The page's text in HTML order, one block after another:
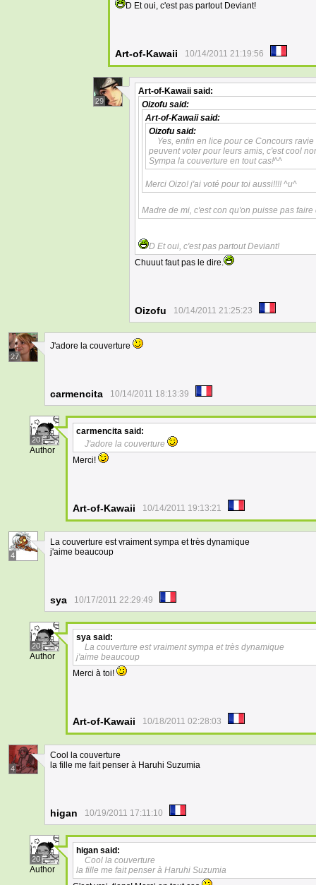
D Et oui, c'est pas partout Deviant!
Art-of-Kawaii 10/14/2011 21:19:56
29
Art-of-Kawaii said:
Oizofu said:
Art-of-Kawaiisaid:
Oizofu said:
Yes, enfin en lice pour ce Concours
peuvent voter pour leurs amis, c'est cool
Sympa la couverture en tout cas!^^
Merci Oizo! j'ai voté pour toi aussi!!!! ^u^
Madre de mi, c'est con qu'on puisse pas
D Et oui, c'est pas partout Deviant!
Chuuut faut pas le dire.
Oizofu 10/14/2011 21:25:23
27
J'adore la couverture
carmencita 10/14/2011 18:13:39
20
Author
carmencita said:
J'adore la couverture
Merci!
Art-of-Kawaii 10/14/2011 19:13:21
4
La couverture est vraiment sympa et très dynamique
j'aime beaucoup
sya 10/17/2011 22:29:49
20
Author
sya said:
La couverture est vraiment sympa et très dynamique
j'aime beaucoup
Merci à toi!
Art-of-Kawaii 10/18/2011 02:28:03
4
Cool la couverture
la fille me fait penser à Haruhi Suzumia
higan 10/19/2011 17:11:10
20
Author
higan said:
Cool la couverture
la fille me fait penser à Haruhi Suzumia